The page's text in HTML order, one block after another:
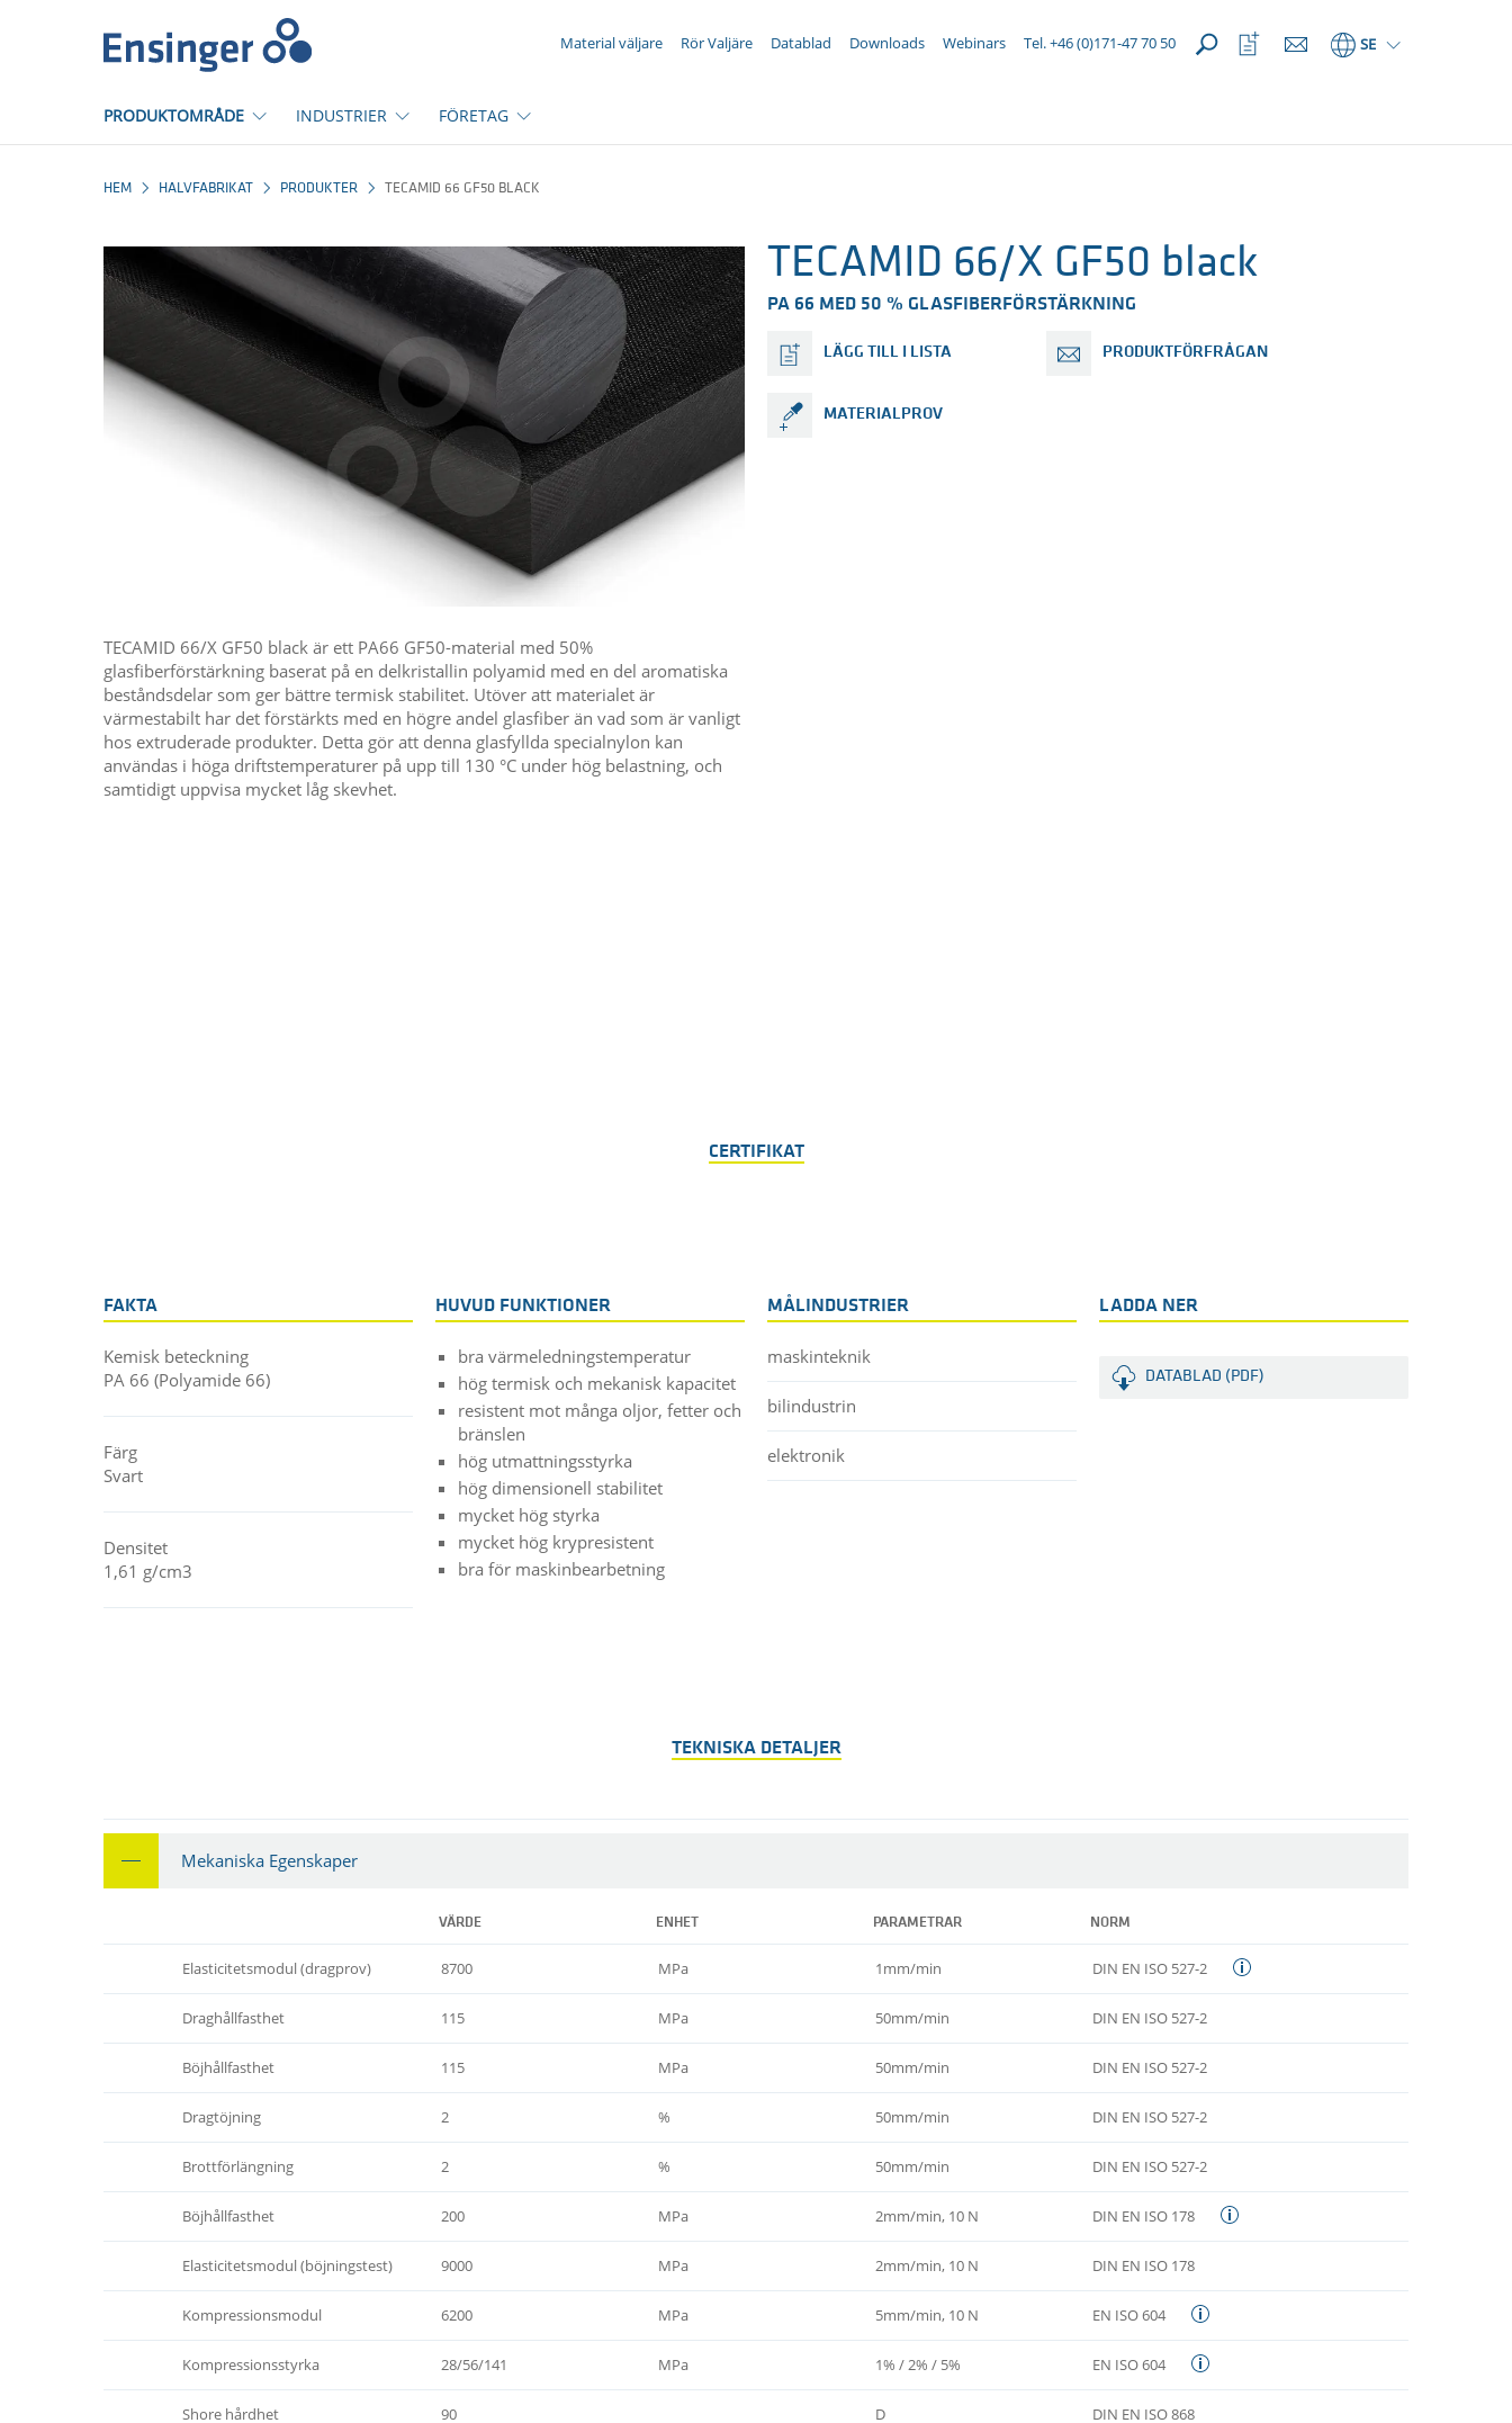
Material väljare Rör Valjäre Datablad Downloads Webinars Tel. +46 (0)171-47 70 50 SE
Öppna
favoriter
PRODUKTOMRÅDE INDUSTRIER FÖRETAG
HEM HALVFABRIKAT PRODUKTER TECAMID 66 GF50 BLACK
TECAMID 66/X GF50 black
PA 66 MED 50 % GLASFIBERFÖRSTÄRKNING
LÄGG TILL I LISTA PRODUKTFÖRFRÅGAN
MATERIALPROV
TECAMID 66/X GF50 black är ett PA66 GF50-material med 50%
glasfiberförstärkning baserat på en delkristallin polyamid med en del aromatiska
beståndsdelar som ger bättre termisk stabilitet. Utöver att materialet är
värmestabilt har det förstärkts med en högre andel glasfiber än vad som är vanligt
hos extruderade produkter. Detta gör att denna glasfyllda specialnylon kan
användas i höga driftstemperaturer på upp till 130 °C under hög belastning, och
samtidigt uppvisa mycket låg skevhet.
CERTIFIKAT
FAKTA
Kemisk beteckning
PA 66 (Polyamide 66)
Färg
Svart
Densitet
1,61 g/cm3
HUVUD FUNKTIONER
bra värmeledningstemperatur
hög termisk och mekanisk kapacitet
resistent mot många oljor, fetter och
bränslen
hög utmattningsstyrka
hög dimensionell stabilitet
mycket hög styrka
mycket hög krypresistent
bra för maskinbearbetning
MÅLINDUSTRIER
maskinteknik
bilindustrin
elektronik
LADDA NER
DATABLAD (PDF)
TEKNISKA DETALJER
Mekaniska Egenskaper
VÄRDE ENHET PARAMETRAR NORM
Elasticitetsmodul (dragprov) 8700 MPa 1mm/min DIN EN ISO 527-2
Draghållfasthet 115 MPa 50mm/min DIN EN ISO 527-2
Böjhållfasthet 115 MPa 50mm/min DIN EN ISO 527-2
Dragtöjning 2 % 50mm/min DIN EN ISO 527-2
Brottförlängning 2 % 50mm/min DIN EN ISO 527-2
Böjhållfasthet 200 MPa 2mm/min, 10 N DIN EN ISO 178
Elasticitetsmodul (böjningstest) 9000 MPa 2mm/min, 10 N DIN EN ISO 178
Kompressionsmodul 6200 MPa 5mm/min, 10 N EN ISO 604
Kompressionsstyrka 28/56/141 MPa 1% / 2% / 5% EN ISO 604
Shore hårdhet 90 D DIN EN ISO 868